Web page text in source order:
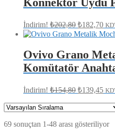
İndirim! ₺202,80 Orijinal
fiyat:
₺182,70Şu
Ovivo Grano
Komütatör
İndirim! ₺154,80 Orijinal
₺139,45 Şu
69 sonuçtan 1-48 arası gösteriliyor